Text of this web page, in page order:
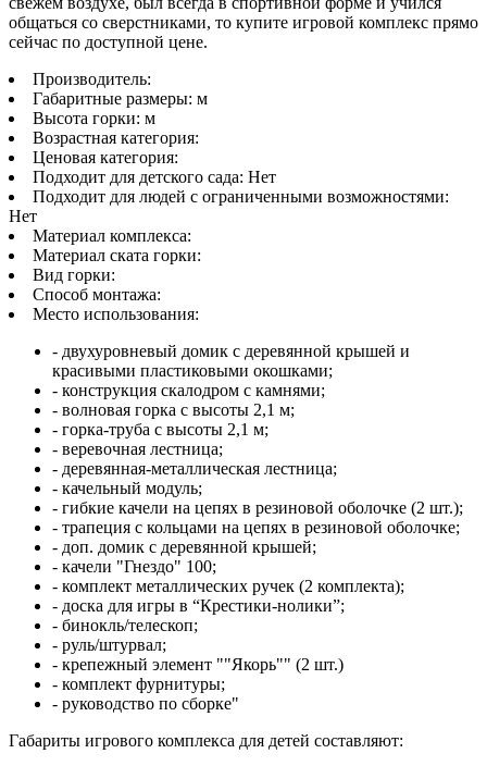
общаться со сверстниками, то купите игровой комплекс прямо
сейчас по доступной цене.
Производитель:
Габаритные размеры: м
Высота горки: м
Возрастная категория:
Ценовая категория:
Подходит для детского сада: Нет
Подходит для людей с ограниченными возможностями:
Нет
Материал комплекса:
Материал ската горки:
Вид горки:
Способ монтажа:
Место использования:
- двухуровневый домик с деревянной крышей и
красивыми пластиковыми окошками;
- конструкция скалодром с камнями;
- волновая горка с высоты 2,1 м;
- горка-труба с высоты 2,1 м;
- веревочная лестница;
- деревянная-металлическая лестница;
- качельный модуль;
- гибкие качели на цепях в резиновой оболочке (2 шт.);
- трапеция с кольцами на цепях в резиновой оболочке;
- доп. домик с деревянной крышей;
- качели "Гнездо" 100;
- комплект металлических ручек (2 комплекта);
- доска для игры в “Крестики-нолики”;
- бинокль/телескоп;
- руль/штурвал;
- крепежный элемент ""Якорь"" (2 шт.)
- комплект фурнитуры;
- руководство по сборке"
Габариты игрового комплекса для детей составляют: